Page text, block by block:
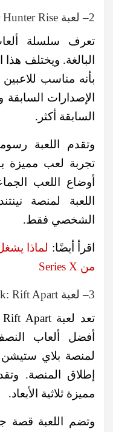
2– لعبة Monster Hunter Rise
البالغة. ويختلف
بأنه مناسب
الإصدارات السابقة
السابقة أكثر.
وتقدم اللعبة
تجربة لعب مميزة
أوضاع اللعب
اللعبة لمنصة
الشخصي فقط.
اقرأ أيضًا:
من Series X
3– لعبة Ratchet & Clank: Rift Apart
أفضل ألعاب
إطلاق المنصة.
مميزة ثلاثية الأبعاد.
وتضم اللعبة قصة